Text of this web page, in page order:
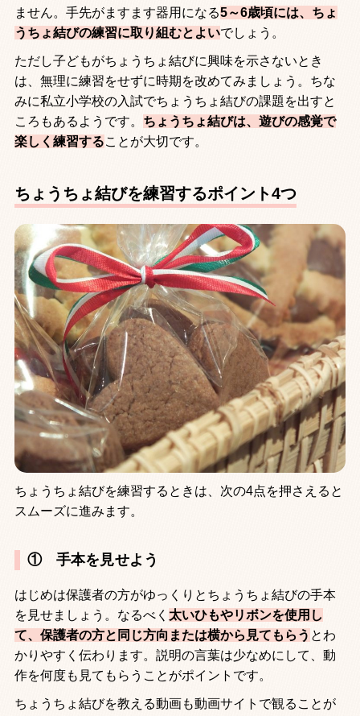
ません。手先がますます器用になる5～6歳頃には、ちょ
うちょ結びの練習に取り組むとよいでしょう。
ただし子どもがちょうちょ結びに興味を示さないとき
は、無理に練習をせずに時期を改めてみましょう。ちな
みに私立小学校の入試でちょうちょ結びの課題を出すと
ころもあるようです。 ちょうちょ結びは、遊びの感覚で
楽しく練習することが大切です。
ちょうちょ結びを練習するポイント4つ
ちょうちょ結びを練習するときは、次の4点を押さえると
スムーズに進みます。
① 手本を見せよう
はじめは保護者の方がゆっくりとちょうちょ結びの手本
を見せましょう。なるべく 太いひもやリボンを使用し
て、保護者の方と同じ方向または横から見てもらう とわ
かりやすく伝わります。説明の言葉は少なめにして、動
作を何度も見てもらうことがポイントです。
ちょうちょ結びを教える動画も動画サイトで観ることが